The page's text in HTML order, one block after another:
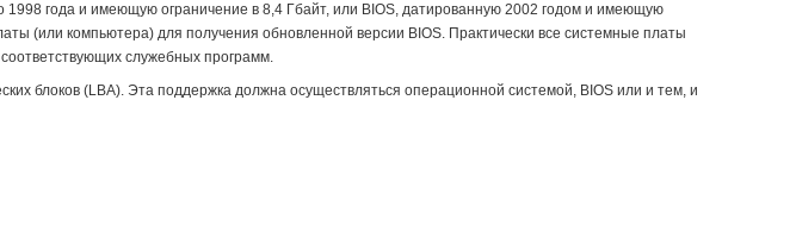
1998 года и имеющую ограничение в 8,4 Гбайт, или BIOS, датированную 2002 годом и имеющую
(или компьютера) для получения обновленной версии BIOS. Практически все системные платы
служебных программ.
блоков (LBA). Эта поддержка должна осуществляться операционной системой, BIOS или и тем, и